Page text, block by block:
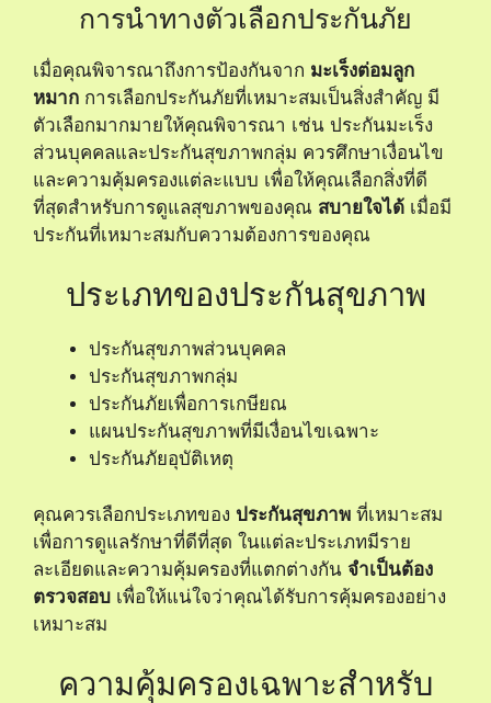
การนำทางตัวเลือกประกันภัย
เมื่อคุณพิจารณาถึงการป้องกันจาก มะเร็งต่อมลูก
หมาก การเลือกประกันภัยที่เหมาะสมเป็นสิ่งสำคัญ มี
ตัวเลือกมากมายให้คุณพิจารณา เช่น ประกันมะเร็ง
ส่วนบุคคลและประกันสุขภาพกลุ่ม ควรศึกษาเงื่อนไข
และความคุ้มครองแต่ละแบบ เพื่อให้คุณเลือกสิ่งที่ดี
ที่สุดสำหรับการดูแลสุขภาพของคุณ สบายใจได้ เมื่อมี
ประกันที่เหมาะสมกับความต้องการของคุณ
ประเภทของประกันสุขภาพ
ประกันสุขภาพส่วนบุคคล
ประกันสุขภาพกลุ่ม
ประกันภัยเพื่อการเกษียณ
แผนประกันสุขภาพที่มีเงื่อนไขเฉพาะ
ประกันภัยอุบัติเหตุ
คุณควรเลือกประเภทของ ประกันสุขภาพ ที่เหมาะสม
เพื่อการดูแลรักษาที่ดีที่สุด ในแต่ละประเภทมีราย
ละเอียดและความคุ้มครองที่แตกต่างกัน จำเป็นต้อง
ตรวจสอบ เพื่อให้แน่ใจว่าคุณได้รับการคุ้มครองอย่าง
เหมาะสม
ความคุ้มครองเฉพาะสำหรับ